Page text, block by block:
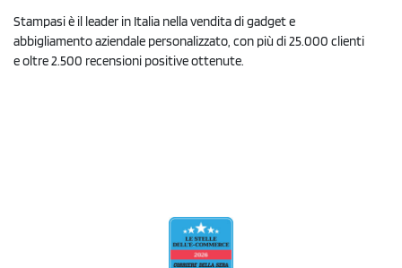
Stampasi è il leader in Italia nella vendita di gadget e
abbigliamento aziendale personalizzato, con più di 25.000 clienti
e oltre 2.500 recensioni positive ottenute.